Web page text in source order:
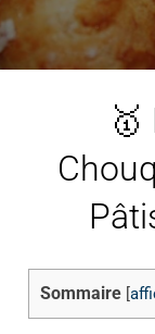
Sommaire